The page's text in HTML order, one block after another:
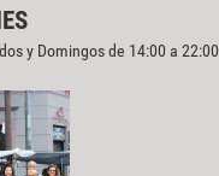
y Domingos de 14:00 a 22:00